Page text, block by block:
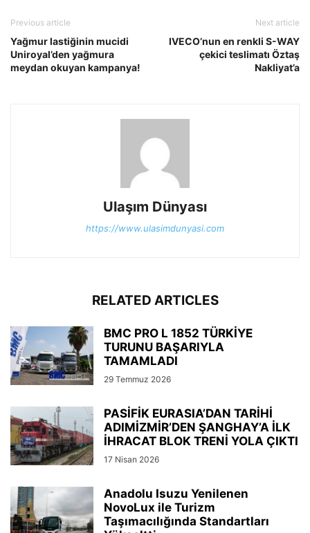
Previous article
Yağmur lastiğinin mucidi
Uniroyal’den yağmura
meydan okuyan kampanya!
Next article
IVECO’nun en renkli S-WAY
çekici teslimatı Öztaş
Nakliyat’a
Ulaşım Dünyası
https://www.ulasimdunyasi.com
RELATED ARTICLES
BMC PRO L 1852 TÜRKİYE
TURUNU BAŞARIYLA
TAMAMLADI
29 Temmuz 2026
PASİFİK EURASIA’DAN TARİHİ
ADIMİZMİR’DEN ŞANGHAY’A İLK
İHRACAT BLOK TRENİ YOLA ÇIKTI
17 Nisan 2026
Anadolu Isuzu Yenilenen
NovoLux ile Turizm
Taşımacılığında Standartları